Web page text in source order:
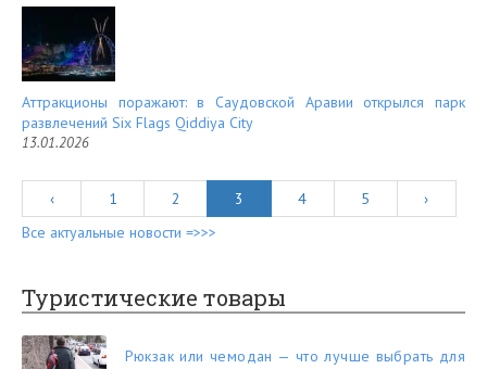
Аттракционы поражают: в Саудовской Аравии открылся парк
развлечений Six Flags Qiddiya City
13.01.2026
‹ 1 2 3 4 5
›
Все актуальные новости =>>>
Туристические товары
Рюкзак или чемодан — что лучше выбрать для